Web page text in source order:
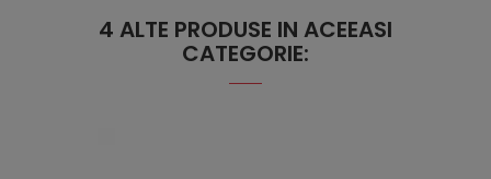
4 ALTE PRODUSE IN ACEEASI
CATEGORIE: